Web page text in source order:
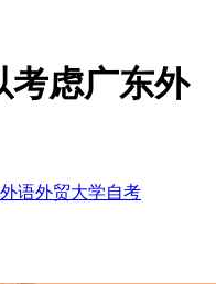
考虑广东外
语外贸大学自考